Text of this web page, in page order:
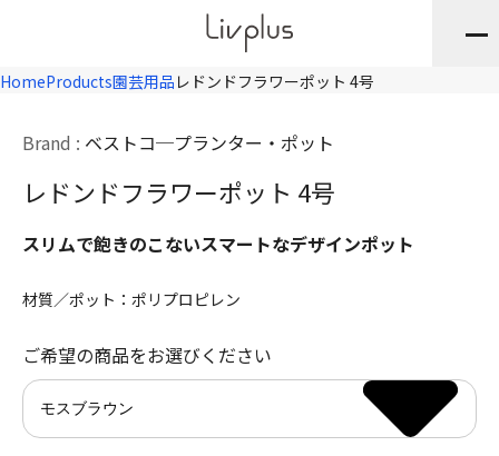
HomeProducts園芸用品 レドンドフラワーポット 4号
Brand : ベストコ プランター・ポット
レドンドフラワーポット 4号
スリムで飽きのこないスマートなデザインポット
材質／ポット：ポリプロピレン
ご希望の商品をお選びください